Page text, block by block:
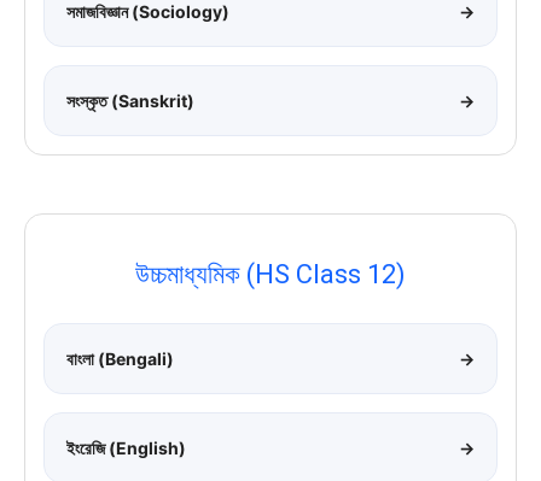
সমাজবিজ্ঞান (Sociology) →
সংস্কৃত (Sanskrit) →
উচ্চমাধ্যমিক (HS Class 12)
বাংলা (Bengali) →
ইংরেজি (English) →